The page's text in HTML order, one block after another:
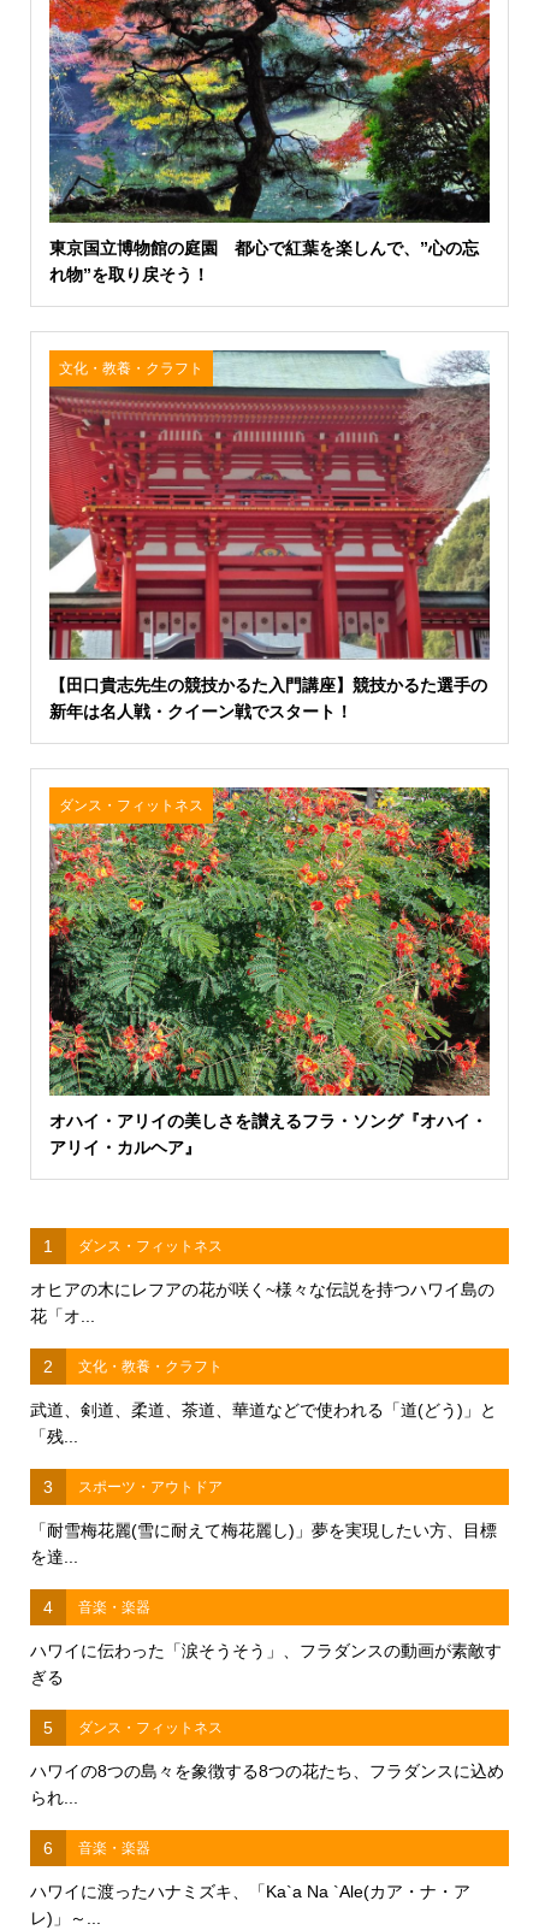
東京国立博物館の庭園 都心で紅葉を楽しんで、”心の忘
れ物”を取り戻そう！
文化・教養・クラフト
【田口貴志先生の競技かるた入門講座】競技かるた選手の
新年は名人戦・クイーン戦でスタート！
ダンス・フィットネス
オハイ・アリイの美しさを讃えるフラ・ソング『オハイ・
アリイ・カルヘア』
1 ダンス・フィットネス
オヒアの木にレフアの花が咲く~様々な伝説を持つハワイ島の
花「オ...
2 文化・教養・クラフト
武道、剣道、柔道、茶道、華道などで使われる「道(どう)」と
「残...
3 スポーツ・アウトドア
「耐雪梅花麗(雪に耐えて梅花麗し)」夢を実現したい方、目標
を達...
4 音楽・楽器
ハワイに伝わった「涙そうそう」、フラダンスの動画が素敵す
ぎる
5 ダンス・フィットネス
ハワイの8つの島々を象徴する8つの花たち、フラダンスに込め
られ...
6 音楽・楽器
ハワイに渡ったハナミズキ、「Ka`a Na `Ale(カア・ナ・ア
レ)」～...